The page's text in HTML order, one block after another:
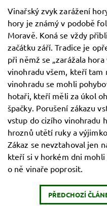
Vinařský zvyk zarážení
hory je známý v podobě
Moravě. Koná se vždy
začátku září. Tradice je
při němž se „zarážala
vinohradu všem, kteří tam
vinohradu se mohli
hotaři, kteří měli za úkol
špačky. Porušení zákazu
vstup do cizího vinohradu
hroznů utětí ruky a
Zákaz se nevztahoval jen
kteří si v horkém dni
o ně vinaře poprosit.
PŘEDCHOZÍ